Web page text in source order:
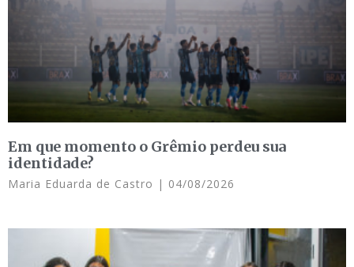
Em que momento o Grêmio perdeu sua
identidade?
Maria Eduarda de Castro 04/08/2026